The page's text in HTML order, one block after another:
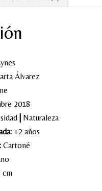
Álvarez
2018
Naturaleza
+2 años
Cartoné
cm